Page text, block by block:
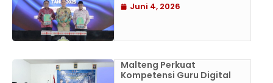
Juni 4, 2026
Malteng Perkuat
Kompetensi Guru Digital